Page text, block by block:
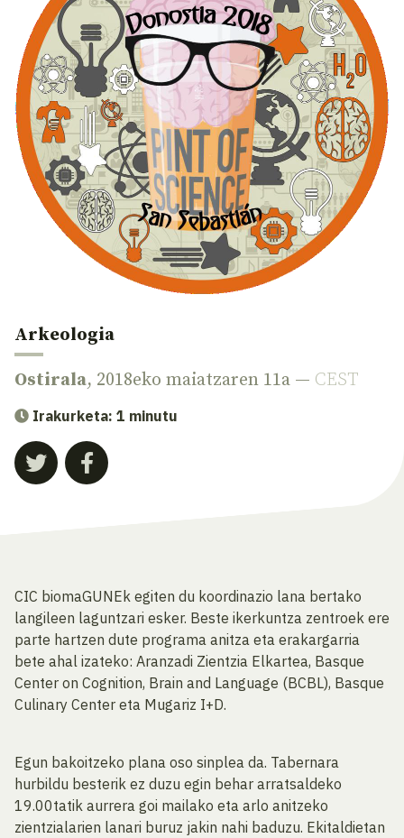
Arkeologia
Ostirala, 2018eko maiatzaren 11a — CEST
Irakurketa: 1 minutu
CIC biomaGUNEk egiten du koordinazio lana bertako
langileen laguntzari esker. Beste ikerkuntza zentroek ere
parte hartzen dute programa anitza eta erakargarria
bete ahal izateko: Aranzadi Zientzia Elkartea, Basque
Center on Cognition, Brain and Language (BCBL), Basque
Culinary Center eta Mugariz I+D.
Egun bakoitzeko plana oso sinplea da. Tabernara
hurbildu besterik ez duzu egin behar arratsaldeko
19.00tatik aurrera goi mailako eta arlo anitzeko
zientzialarien lanari buruz jakin nahi baduzu. Ekitaldietan